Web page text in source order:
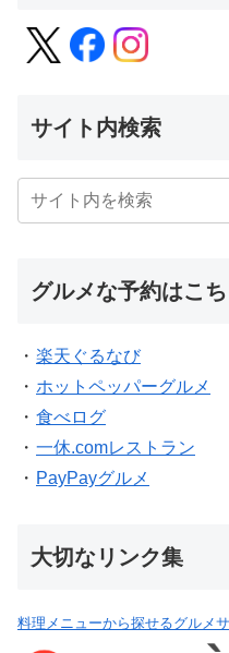
サイト内検索
グルメな予約はこち
・ 楽天ぐるなび
・ ホットペッパーグルメ
・ 食べログ
・ 一休.comレストラン
・ PayPayグルメ
大切なリンク集
料理メニューから探せるグルメ